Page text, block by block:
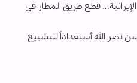
قطع طريق المطار في
نصر الله أستعداداً للتشييع